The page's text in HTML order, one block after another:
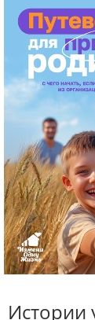
Истории